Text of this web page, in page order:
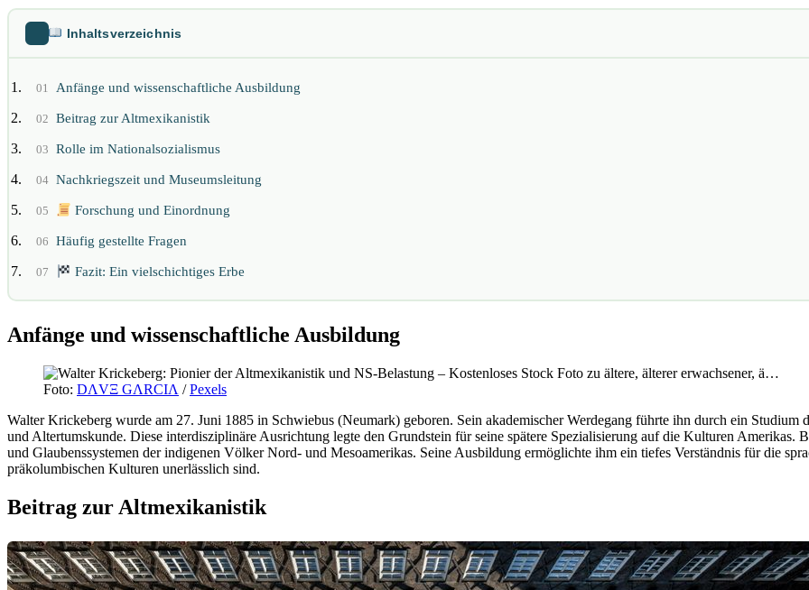
Inhaltsverzeichnis
01 Anfänge und wissenschaftliche Ausbildung
02 Beitrag zur Altmexikanistik
03 Rolle im Nationalsozialismus
04 Nachkriegszeit und Museumsleitung
05 Forschung und Einordnung
06 Häufig gestellte Fragen
07 Fazit: Ein vielschichtiges Erbe
Anfänge und wissenschaftliche Ausbildung
Foto: DΛVΞ GΛRCIΛ /Pexels
Walter Krickeberg wurde am 27. Juni 1885 in Schwiebus (Neumark) geboren. Sein akademischer Werdegang führte ihn durch ein
und Altertumskunde. Diese interdisziplinäre Ausrichtung legte den Grundstein für seine spätere Spezialisierung auf die Kulturen Amerikas.
und Glaubenssystemen der indigenen Völker Nord- und Mesoamerikas. Seine Ausbildung ermöglichte ihm ein tiefes Verständnis für die
präkolumbischen Kulturen unerlässlich sind.
Beitrag zur Altmexikanistik